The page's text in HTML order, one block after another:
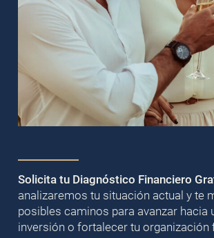
Solicita tu Diagnóstico Financiero
analizaremos tu situación actual y te
posibles caminos para avanzar hacia
inversión o fortalecer tu organización